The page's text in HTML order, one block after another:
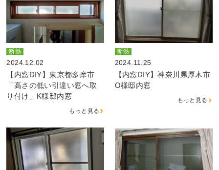
断熱
2024.12.02
【内窓DIY】東京都多摩市
「高さの低い引違い窓へ取
り付け」K様邸内窓
もっと見る
断熱
2024.11.25
【内窓DIY】神奈川県厚木市
O様邸内窓
もっと見る